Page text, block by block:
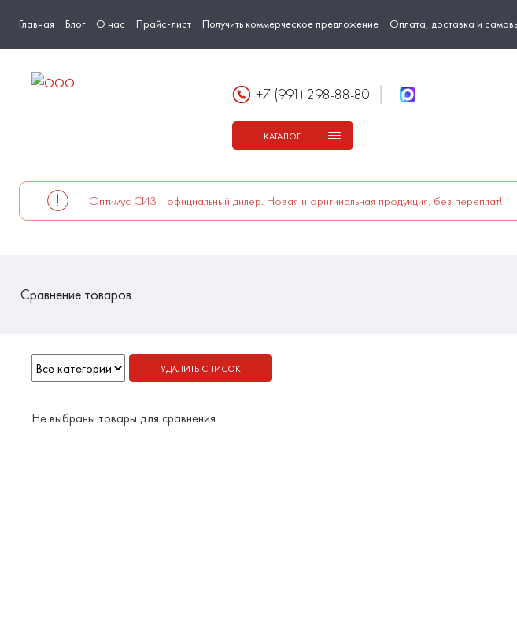
Главная Блог О нас Прайс-лист Получить коммерческое предложение Оплата, доставка и
+7 (991) 298-88-80
КАТАЛОГ
Оптимус СИЗ - официальный дилер. Новая и оригинальная продукция, без переплат!
Сравнение товаров
УДАЛИТЬ СПИСОК
Не выбраны товары для сравнения.